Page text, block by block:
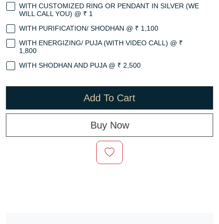
WITH CUSTOMIZED RING OR PENDANT IN SILVER (WE
WILL CALL YOU) @ ₹ 1
WITH PURIFICATION/ SHODHAN @ ₹ 1,100
WITH ENERGIZING/ PUJA (WITH VIDEO CALL) @ ₹
1,800
WITH SHODHAN AND PUJA @ ₹ 2,500
Add To Cart
Buy Now